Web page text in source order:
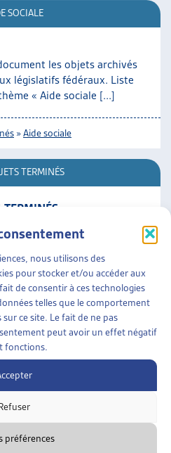
nous utilisons des
pour stocker et/ou accéder aux
de consentir à ces technologies
telles que le comportement
ce site. Le fait de ne pas
peut avoir un effet négatif
fonctions.
préférences
SOCIALE
les objets archivés
législatifs fédéraux. Liste
« Aide sociale [...]
»Aide sociale
TERMINÉS
fédéraux La veille
condensé des objets en
des objets traités